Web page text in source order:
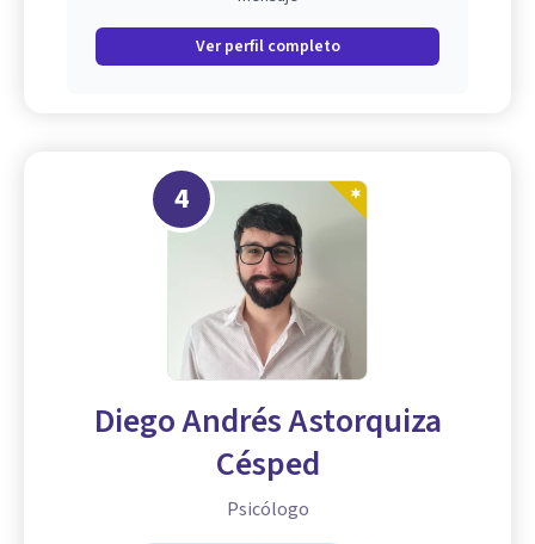
Ver perfil completo
4
Diego Andrés Astorquiza
Césped
Psicólogo